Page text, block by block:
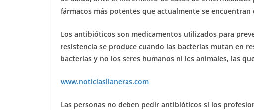
fármacos más potentes que actualmente se encuentran
Los antibióticos son medicamentos utilizados para
resistencia se produce cuando las bacterias mutan en
bacterias y no los seres humanos ni los animales, las
www.noticiasllaneras.com
Las personas no deben pedir antibióticos si los